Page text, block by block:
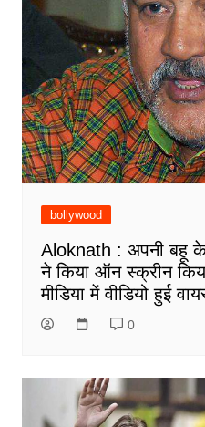
bollywood
Aloknath : अपनी बहू
ने किया ऑन स्क्रीन
मीडिया में वीडियो हुई
0